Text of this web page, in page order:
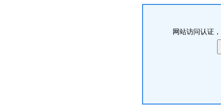
网站访问认证